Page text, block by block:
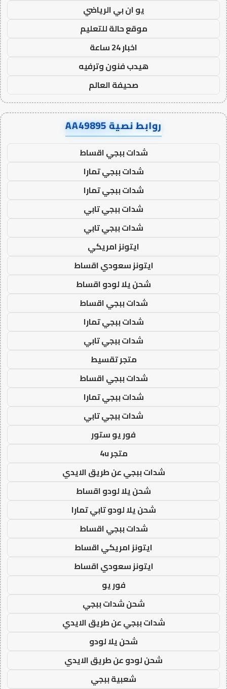
يو ان بي الرياضي
موقع حالة للتعليم
اخبار 24 ساعة
هيدب فنون وترفيه
صحيفة العالم
روابط نصية AA49895
شدات ببجي اقساط
شدات ببجي تمارا
شدات ببجي تمارا
شدات ببجي تابي
شدات ببجي تابي
ايتونز امريكي
ايتونز سعودي اقساط
شحن يلا لودو اقساط
شدات ببجي اقساط
شدات ببجي تمارا
شدات ببجي تابي
متجر تقسيط
شدات ببجي اقساط
شدات ببجي تمارا
شدات ببجي تابي
فور يو ستور
متجر 4u
شدات ببجي عن طريق الايدي
شحن يلا لودو اقساط
شحن يلا لودو تابي تمارا
شدات ببجي اقساط
ايتونز امريكي اقساط
ايتونز سعودي اقساط
فور يو
شحن شدات ببجي
شدات ببجي عن طريق الايدي
شحن يلا لودو
شحن لودو عن طريق الايدي
شعبية ببجي